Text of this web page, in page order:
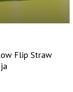
Flip Straw